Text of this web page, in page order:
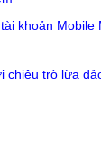
khoản Mobile
chiêu trò lừa